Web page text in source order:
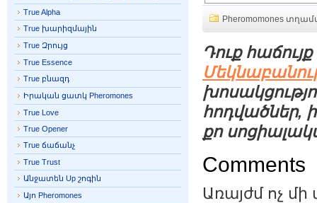
Pheromomones
Դուք
հոդվածներ,
քո
Comments
Առայժմ ոչ մի
True Alpha
True խարիզմային
True Զրույց
True Essence
True բնազդ
Իրական ցատկ Pheromones
True Love
True Opener
True ճաճանչ
True Trust
Անջատեն Up շոգին
Այո Pheromones